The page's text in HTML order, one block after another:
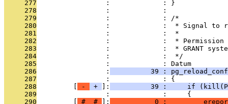
     277
                 :             : }
     278
                 :             :
     279
                 :             : /*
     280
:             :  * Signal to
     281
                 :             :  *
     282
:             :  *
     283
:             :  * GRANT
     284
                 :             :  */
     285
                 :             : Datum
     286
                 :
39 :
     287
                 :             : {
     288
- + ]:
39 :     if
     289
                 :             :     {
     290
# # ]:
0 :